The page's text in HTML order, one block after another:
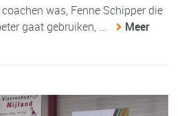
was, Fenne Schipper die
gaat gebruiken, ...
Meer